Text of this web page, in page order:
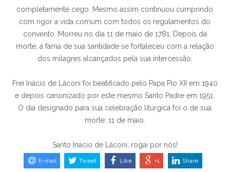
completamente cego. Mesmo assim continuou cumprindo
com rigor a vida comum com todos os regulamentos do
convento. Morreu no dia 11 de maio de 1781. Depois da
morte, a fama de sua santidade se fortaleceu com a relação
dos milagres alcançados pela sua intercessão.
Frei Inácio de Láconi foi beatificado pelo Papa Pio XII em 1940
e depois canonizado por este mesmo Santo Padre em 1951.
O dia designado para sua celebração litúrgica foi o de sua
morte: 11 de maio.
Santo Inácio de Láconi, rogai por nós!
E-mail Tweet Like +1 Share